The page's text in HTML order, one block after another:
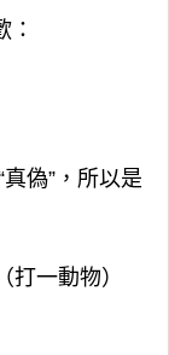
偽”，所以是
一動物）